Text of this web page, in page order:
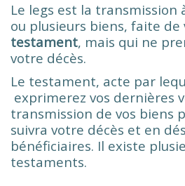
Le legs est la transmission
ou plusieurs biens, faite
testament, mais qui ne
votre décès.
Le testament, acte par
exprimerez vos dernières
transmission de vos biens
suivra votre décès et en
bénéficiaires. Il existe
testaments.